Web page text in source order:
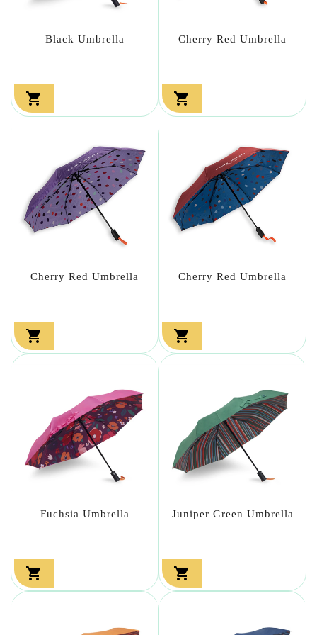
Black Umbrella

Cherry Red Umbrella

Cherry Red Umbrella

Cherry Red Umbrella

Fuchsia Umbrella

Juniper Green Umbrella
